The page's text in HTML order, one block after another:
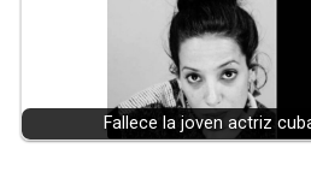
Fallece la joven actriz